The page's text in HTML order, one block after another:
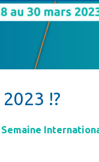
!?
Semaine